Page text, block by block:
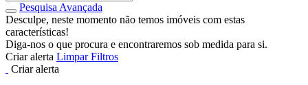
Pesquisa Avançada
Desculpe, neste momento não temos imóveis com estas
características!
Diga-nos o que procura e encontraremos sob medida para si.
Criar alerta Limpar Filtros
Criar alerta